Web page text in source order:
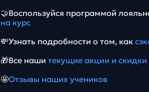
🤝Воспользуйся программой
на курс
💸Узнать подробности о том, как
🎁Все наши текущие акции и скидки
🤩Отзывы наших учеников